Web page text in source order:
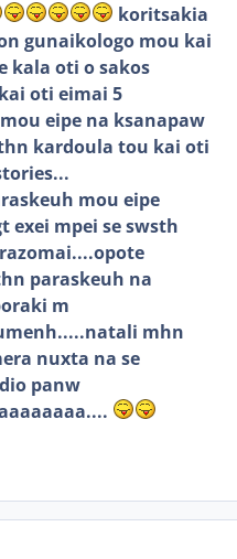
koritsakia
gunaikologo mou kai
kala oti o sakos
oti eimai 5
eipe na ksanapaw
kardoula tou kai oti
mou eipe
exei mpei se swsth
paraskeuh na
m
mhn
nuxta na se
panw